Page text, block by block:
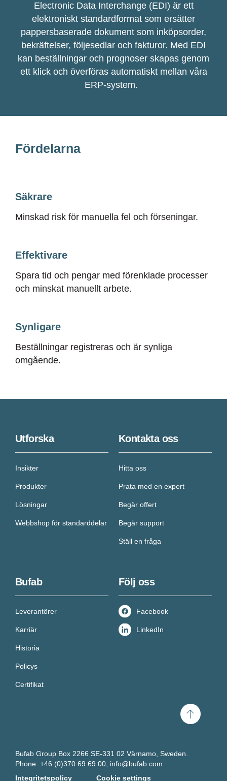
Electronic Data Interchange(EDI) är ett
elektroniskt standardformat som ersätter
pappersbaserade dokument som inköpsorder,
bekräftelser, följesedlar och fakturor. Med EDI
kan beställningar och prognoser skapas genom
ett klick och överförasautomatiskt mellan våra
ERP-system.
Fördelarna
Säkrare
Minskad risk för manuella fel och förseningar.
Effektivare
Spara tid och pengar med förenklade processer
och minskat manuellt arbete.
Synligare
Beställningar registreras och är synliga
omgående.
Utforska
Insikter
Produkter
Lösningar
Webbshop för standarddelar
Kontakta oss
Hitta oss
Prata med en expert
Begär offert
Begär support
Ställ en fråga
Bufab
Leverantörer
Karriär
Historia
Policys
Certifikat
Följ oss
Facebook
LinkedIn
Scroll
Bufab Group Box 2266 SE-331 02 Värnamo, Sweden.
Phone: +46 (0)370 69 69 00, info@bufab.com
Integritetspolicy
Cookie settings